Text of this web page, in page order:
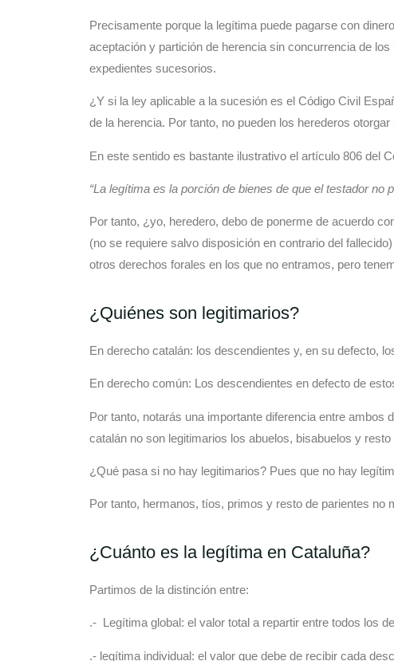
Precisamente porque la legítima puede pagarse con
aceptación y partición de herencia sin concurrencia de
expedientes sucesorios.
¿Y si la ley aplicable a la sucesión es el Código Civil
de la herencia. Por tanto, no pueden los herederos
En este sentido es bastante ilustrativo el artículo 806 del
“La legítima es la porción de bienes de que el testador no
Por tanto, ¿yo, heredero, debo de ponerme de acuerdo
(no se requiere salvo disposición en contrario del
otros derechos forales en los que no entramos, pero
¿Quiénes son legitimarios?
En derecho catalán: los descendientes y, en su defecto,
En derecho común: Los descendientes en defecto de
Por tanto, notarás una importante diferencia entre
catalán no son legitimarios los abuelos, bisabuelos y
¿Qué pasa si no hay legitimarios? Pues que no hay
Por tanto, hermanos, tíos, primos y resto de parientes
¿Cuánto es la legítima en Cataluña?
Partimos de la distinción entre:
.- Legítima global: el valor total a repartir entre todos los
.- legítima individual: el valor que debe de recibir cada